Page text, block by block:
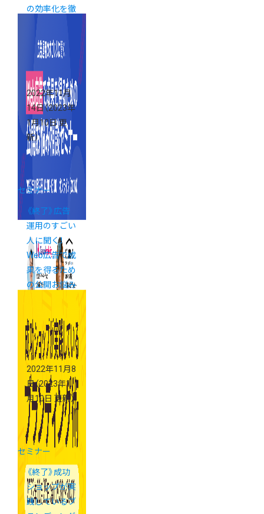
の効率化を徹
底解説
2022年11月
14日 （2023年
1月10日 更
新）
セミナー
《終了》広告
運用のすごい
人に聞く！
Web広告で成
果を得るため
の公開お悩み
2022年11月8
日（2023年1
月10日 更新）
セミナー
《終了》成功
ショップが実
践しているブ